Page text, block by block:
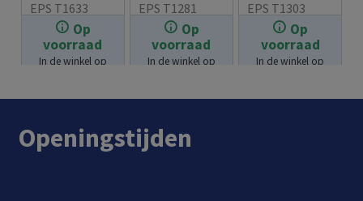
Op
voorraad
In de winkel op
7.99
EPS T1633
Op
voorraad
In de winkel op
7.99
EPS T1281
Op
voorraad
In de winkel op
7.99
EPS T1303
Openingstijden